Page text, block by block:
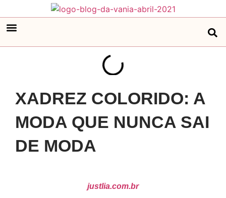
XADREZ COLORIDO: A
MODA QUE NUNCA SAI
DE MODA
justlia.com.br